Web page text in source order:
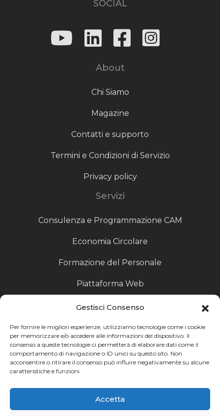
Gestisci Consenso
Per fornire le migliori esperienze, utilizziamo tecnologie come i cookie
per memorizzare e/o accedere alle informazioni del dispositivo. Il
consenso a queste tecnologie ci permetterà di elaborare dati come il
comportamento di navigazione o ID unici su questo sito. Non
acconsentire o ritirare il consenso può influire negativamente su alcune
caratteristiche e funzioni.
Accetta
SOCIAL
About
Chi Siamo
Magazine
Contatti e supporto
Termini e Condizioni di Servizio
Privacy policy
Servizi
Consulenza e Programmazione CAM
Economia Circolare
Formazione del Personale
Piattaforma Web
Scouting fornitori
Produzione Particolari
Raccoglitori di Fine Linea
Ricerca
Ricerca avanzata
Catalogo fornitori